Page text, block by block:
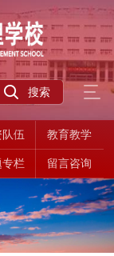
队伍 教育教学
专栏 留言咨询